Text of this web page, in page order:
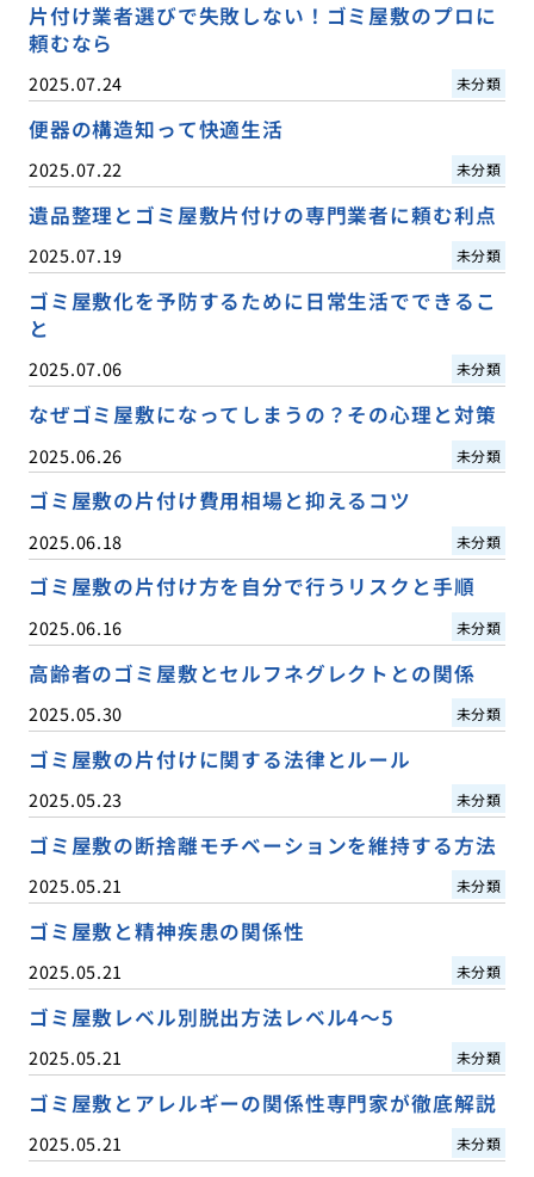
片付け業者選びで失敗しない！ゴミ屋敷のプロに
頼むなら
2025.07.24 未分類
便器の構造知って快適生活
2025.07.22 未分類
遺品整理とゴミ屋敷片付けの専門業者に頼む利点
2025.07.19 未分類
ゴミ屋敷化を予防するために日常生活でできるこ
と
2025.07.06 未分類
なぜゴミ屋敷になってしまうの？その心理と対策
2025.06.26 未分類
ゴミ屋敷の片付け費用相場と抑えるコツ
2025.06.18 未分類
ゴミ屋敷の片付け方を自分で行うリスクと手順
2025.06.16 未分類
高齢者のゴミ屋敷とセルフネグレクトとの関係
2025.05.30 未分類
ゴミ屋敷の片付けに関する法律とルール
2025.05.23 未分類
ゴミ屋敷の断捨離モチベーションを維持する方法
2025.05.21 未分類
ゴミ屋敷と精神疾患の関係性
2025.05.21 未分類
ゴミ屋敷レベル別脱出方法レベル4〜5
2025.05.21 未分類
ゴミ屋敷とアレルギーの関係性専門家が徹底解説
2025.05.21 未分類